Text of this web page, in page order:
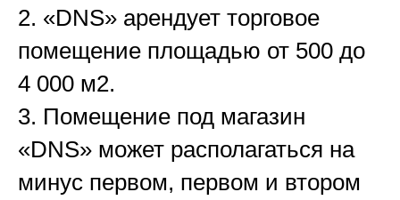
2. «DNS» арендует торговое
помещение площадью от 500 до
4 000 м2.
3. Помещение под магазин
«DNS» может располагаться на
минус первом, первом и втором